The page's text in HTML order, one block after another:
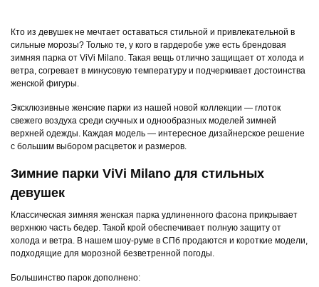
Кто из девушек не мечтает оставаться стильной и привлекательной в
сильные морозы? Только те, у кого в гардеробе уже есть брендовая
зимняя парка от ViVi Milano. Такая вещь отлично защищает от холода и
ветра, согревает в минусовую температуру и подчеркивает достоинства
женской фигуры.
Эксклюзивные женские парки из нашей новой коллекции — глоток
свежего воздуха среди скучных и однообразных моделей зимней
верхней одежды. Каждая модель — интересное дизайнерское решение
с большим выбором расцветок и размеров.
Зимние парки ViVi Milano для стильных
девушек
Классическая зимняя женская парка удлиненного фасона прикрывает
верхнюю часть бедер. Такой крой обеспечивает полную защиту от
холода и ветра. В нашем шоу-руме в СПб продаются и короткие модели,
подходящие для морозной безветренной погоды.
Большинство парок дополнено: